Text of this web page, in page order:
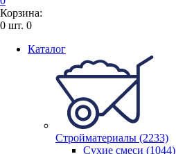
Корзина:
0 шт. 0
Каталог
Стройматериалы (2233)
Сухие смеси (1044)